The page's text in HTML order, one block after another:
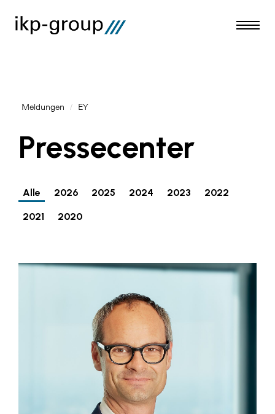
AKTUELLES
ALEX Krems
Amazon Web Services
AustroCel Hallein
Bundesverband Sonnenschutztechnik
Colmobil Austria
Controller Institut
Meldungen / EY
Pressecenter
Alle 2026 2025 2024 2023 2022
2021 2020